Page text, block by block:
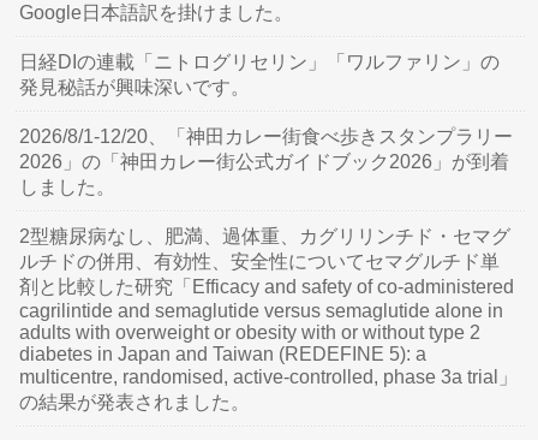
Google日本語訳を掛けました。
日経DIの連載「ニトログリセリン」「ワルファリン」の
発見秘話が興味深いです。
2026/8/1-12/20、「神田カレー街食べ歩きスタンプラリー
2026」の「神田カレー街公式ガイドブック2026」が到着
しました。
2型糖尿病なし、肥満、過体重、カグリリンチド・セマグ
ルチドの併用、有効性、安全性についてセマグルチド単
剤と比較した研究「Efficacy and safety of co-administered
cagrilintide and semaglutide versus semaglutide alone in
adults with overweight or obesity with or without type 2
diabetes in Japan and Taiwan (REDEFINE 5): a
multicentre, randomised, active-controlled, phase 3a trial」
の結果が発表されました。